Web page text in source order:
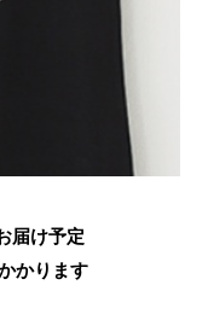
届け予定
かります